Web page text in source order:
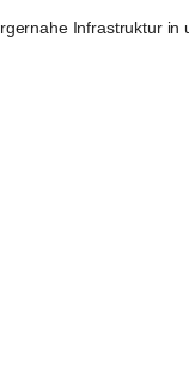
Infrastruktur in